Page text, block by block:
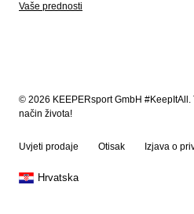
Vaše prednosti
© 2026 KEEPERsport GmbH
način života!
Uvjeti prodaje Otisak Izjava o
Hrvatska